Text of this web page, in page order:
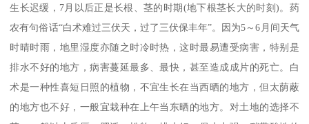
生长迟缓，7月以后正是长根、茎的时期(地下根茎长大的时刻)。药
农有句俗话“白术难过三伏天，过了三伏保丰年”。因为5～6月间天气
时晴时雨，地里湿度亦随之时冷时热，这时最易遭受病害，特别是
排水不好的地方，病害蔓延最多、最快，甚至造成成片的死亡。白
术是一种性喜短日照的植物，不宜生长在当西晒的地方，但太荫蔽
的地方也不好，一般宜栽种在上午当东晒的地方。对土地的选择不